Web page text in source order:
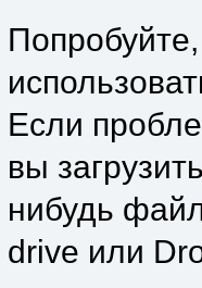
Если
вы
нибудь
drive или